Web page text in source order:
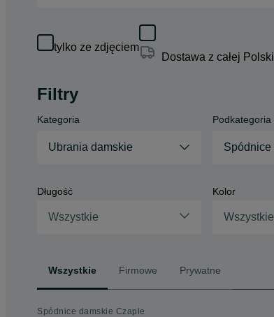
tylko ze zdjęciem
Dostawa z całej Polski
Filtry
Kategoria
Ubrania damskie
Podkategoria
Spódnice
Długość
Wszystkie
Kolor
Wszystkie
Wszystkie Firmowe Prywatne
Spódnice damskie Czaple